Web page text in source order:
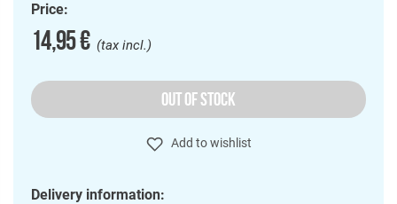
Price:
14,95 €(tax incl.)
OUT OF STOCK
Add to wishlist
Delivery information: